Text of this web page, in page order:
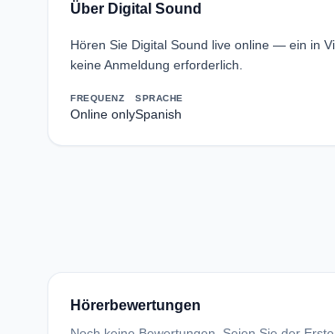
Über Digital Sound
Hören Sie Digital Sound live online — ein in
keine Anmeldung erforderlich.
FREQUENZ
Online only
SPRACHE
Spanish
Hörerbewertungen